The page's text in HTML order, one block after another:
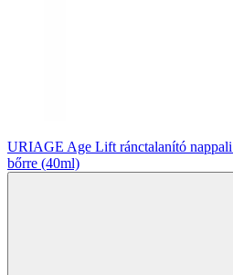
URIAGE Age Lift ránctalanító nappali
bőrre (40ml)